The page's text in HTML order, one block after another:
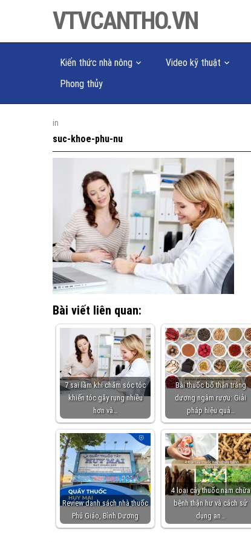
VTVCANTHO.VN
Kiến thức nhà nông Video kỹ thuật
Phong thủy
in
suc-khoe-phu-nu
Bài viết liên quan:
7 sai lầm khi chăm sóc tóc
khiến tóc gãy rụng nhiều
hơn và…
Bài thuốc bổ thận tráng
dương ngâm rượu: Giải
pháp hiệu quả…
Review danh sách nhà thuốc
Phú Giáo, Bình Dương
4 loại cây thuốc nam chữa
bệnh thận hư và cách sử
dụng an…